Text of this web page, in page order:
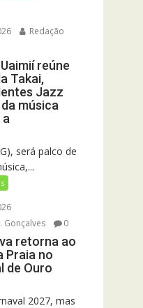
Redação
reúne
Takai,
Jazz
música
será palco de
Gonçalves
0
retorna ao
Praia no
de Ouro
2027, mas